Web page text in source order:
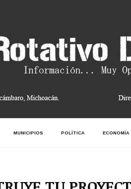
MUNICIPIOS POLÍTICA ECONOMÍA